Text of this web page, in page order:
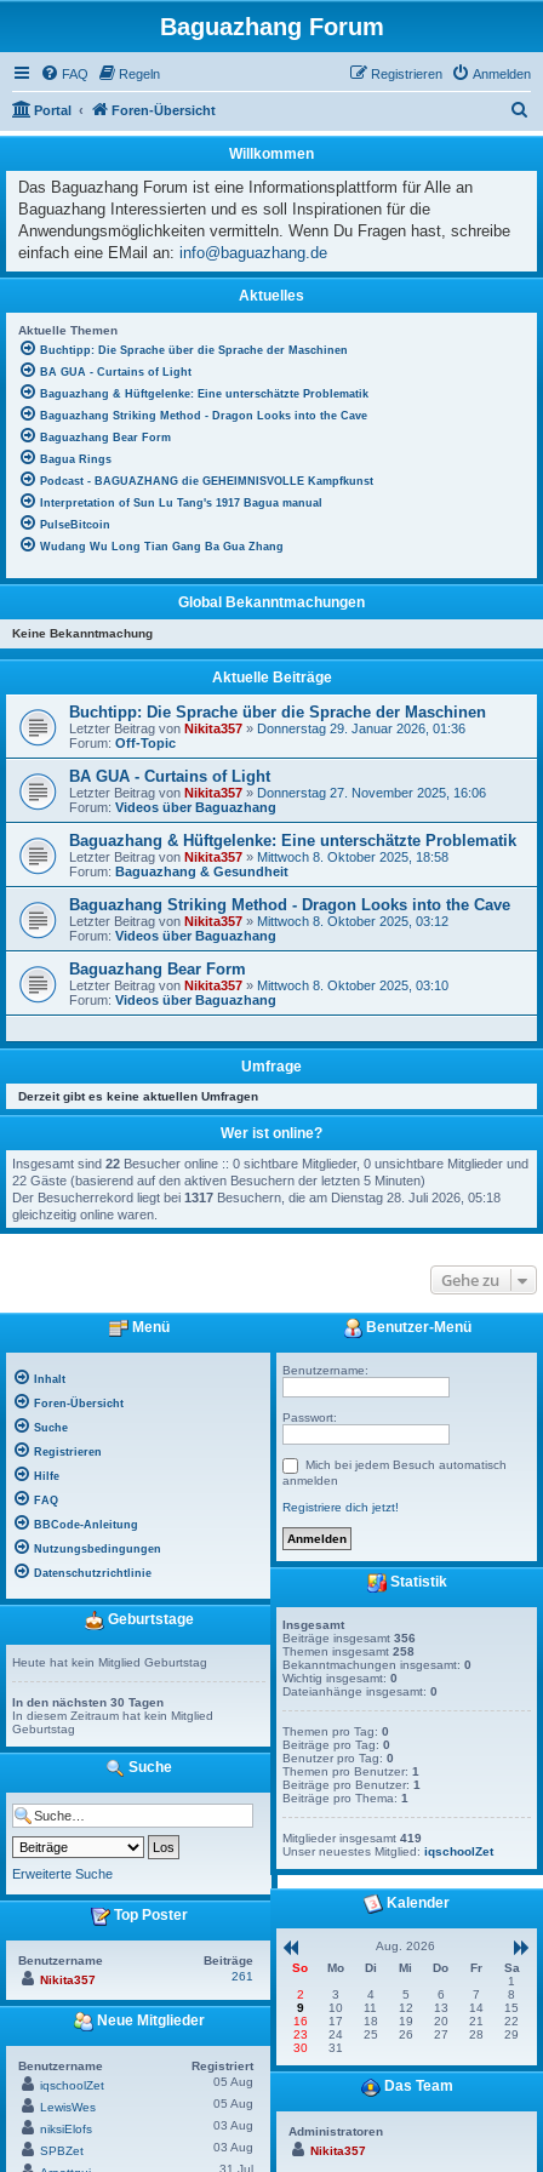
Baguazhang Forum
FAQ Regeln Anmelden
Registrieren
Portal Foren-Übersicht
u
Willkommen
Das Baguazhang Forum ist eine Informationsplattform für Alle an
Baguazhang Interessierten und es soll Inspirationen für die
Anwendungsmöglichkeiten vermitteln. Wenn Du Fragen hast, schreibe
einfach eine EMail an: info@baguazhang.de
Aktuelles
Aktuelle Themen
Buchtipp: Die Sprache über die Sprache der Maschinen
BA GUA - Curtains of Light
Baguazhang & Hüftgelenke: Eine unterschätzte Problematik
Baguazhang Striking Method - Dragon Looks into the Cave
Baguazhang Bear Form
Bagua Rings
Podcast - BAGUAZHANG die GEHEIMNISVOLLE Kampfkunst
Interpretation of Sun Lu Tang's 1917 Bagua manual
PulseBitcoin
Wudang Wu Long Tian Gang Ba Gua Zhang
Global Bekanntmachungen
Keine Bekanntmachung
Aktuelle Beiträge
Buchtipp: Die Sprache über die Sprache der Maschinen
Letzter Beitrag von Nikita357 » Donnerstag 29. Januar 2026, 01:36
Forum: Off-Topic
BA GUA - Curtains of Light
Letzter Beitrag von Nikita357 » Donnerstag 27. November 2025, 16:06
Forum: Videos über Baguazhang
Baguazhang & Hüftgelenke: Eine unterschätzte Problematik
Letzter Beitrag von Nikita357 » Mittwoch 8. Oktober 2025, 18:58
Forum: Baguazhang & Gesundheit
Baguazhang Striking Method - Dragon Looks into the Cave
Letzter Beitrag von Nikita357 » Mittwoch 8. Oktober 2025, 03:12
Forum: Videos über Baguazhang
Baguazhang Bear Form
Letzter Beitrag von Nikita357 » Mittwoch 8. Oktober 2025, 03:10
Forum: Videos über Baguazhang
Umfrage
Derzeit gibt es keine aktuellen Umfragen
Wer ist online?
Insgesamt sind 22 Besucher online :: 0 sichtbare Mitglieder, 0 unsichtbare Mitglieder und
22 Gäste (basierend auf den aktiven Besuchern der letzten 5 Minuten)
Der Besucherrekord liegt bei 1317 Besuchern, die am Dienstag 28. Juli 2026, 05:18
gleichzeitig online waren.
Gehe zu
Menü
Inhalt
Foren-Übersicht
Suche
Registrieren
Hilfe
FAQ
BBCode-Anleitung
Nutzungsbedingungen
Datenschutzrichtlinie
Geburtstage
Heute hat kein Mitglied Geburtstag
In den nächsten 30 Tagen
In diesem Zeitraum hat kein Mitglied
Geburtstag
Suche
Erweiterte Suche
Top Poster
Benutzername
Beiträge
Nikita357
261
Neue Mitglieder
Benutzername
Registriert
iqschoolZet
05 Aug
LewisWes
05 Aug
niksiElofs
03 Aug
SPBZet
03 Aug
31 Jul
Benutzer-Menü
Benutzername:
Passwort:
Mich bei jedem Besuch automatisch
anmelden
Registriere dich jetzt!
Statistik
Insgesamt
Beiträge insgesamt356
Themen insgesamt258
Bekanntmachungen insgesamt:0
Wichtig insgesamt:0
Dateianhänge insgesamt:0
Themen pro Tag:0
Beiträge pro Tag:0
Benutzer pro Tag:0
Themen pro Benutzer:1
Beiträge pro Benutzer:1
Beiträge pro Thema:1
Mitglieder insgesamt419
Unser neuestes Mitglied:iqschoolZet
Kalender
Aug. 2026
So
Mo Di Mi Do Fr
Sa
1
2
3 4 5 6 7
8
9
10 11 12 13 14
15
16
17 18 19 20 21
22
23
24 25 26 27 28
29
30
31
Das Team
Administratoren
Nikita357